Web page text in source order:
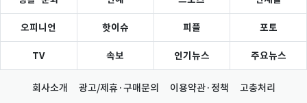
오피니언 핫이슈 피플 포토
TV 속보 인기뉴스 주요뉴스
회사소개 광고/제휴·구매문의 이용약관·정책 고충처리